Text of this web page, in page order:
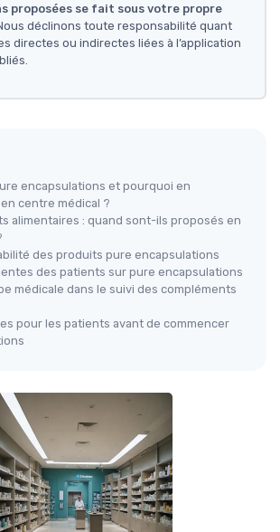
proposées se fait sous votre propre
Nous déclinons toute responsabilité quant
directes ou indirectes liées à l’application
encapsulations et pourquoi en
centre médical ?
alimentaires : quand sont-ils proposés en
des produits pure encapsulations
des patients sur pure encapsulations
médicale dans le suivi des compléments
pour les patients avant de commencer